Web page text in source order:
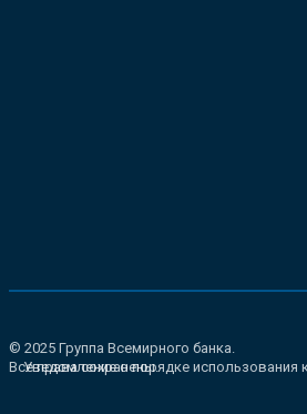
© 2025 Группа Всемирного банка.
Все права сохранены.
Уведомление о порядке использования